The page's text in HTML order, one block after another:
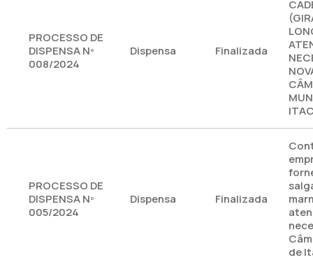
PROCESSO DE
DISPENSA Nº
008/2024
Dispensa Finalizada
PROCESSO DE
DISPENSA Nº
005/2024
Dispensa Finalizada
de